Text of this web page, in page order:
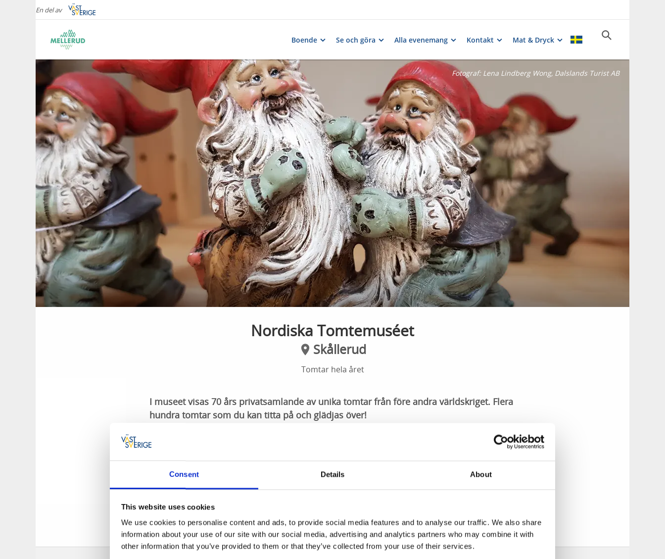
Consent Details About
This website uses cookies
We use cookies to personalise content and ads, to provide social media features and to analyse our traffic. We also share
information about your use of our site with our social media, advertising and analytics partners who may combine it with
other information that you’ve provided to them or that they’ve collected from your use of their services.
En del av
Boende Se och göra Alla evenemang Kontakt Mat & Dryck
Fotograf: Lena Lindberg Wong, Dalslands Turist AB
Nordiska Tomtemuséet
Skållerud
Tomtar hela året
I museet visas 70 års privatsamlande av unika tomtar från före andra världskriget. Flera
hundra tomtar som du kan titta på och glädjas över!
Entré: 50:- per person, barn under 15 år gratis.
tomteservetter och böcker. Muséet inrymmer Sten Torstenssons och Patrik Stridhs omkring 500
tomtar från gångna decennier. Den äldsta tomten är från 1800-talet! Det är ett museum som är
helt unikt i sitt slag, som drivs av två engagerade samlare och antikvitetsälskare.